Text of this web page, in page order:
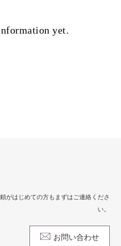
yet.
がはじめての方もまずはご連絡くださ
い。
お問い合わせ